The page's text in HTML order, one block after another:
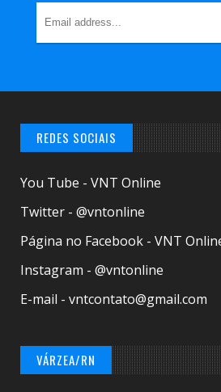
REDES SOCIAIS
You Tube - VNT Online
Twitter - @vntonline
Página no Facebook - VNT
Instagram - @vntonline
E-mail - vntcontato@gmail.com
VÁRZEA/RN